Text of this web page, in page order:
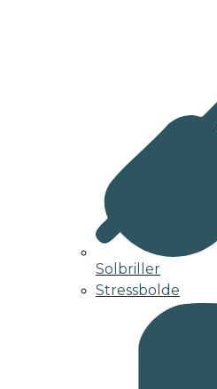
Solbriller
Stressbolde